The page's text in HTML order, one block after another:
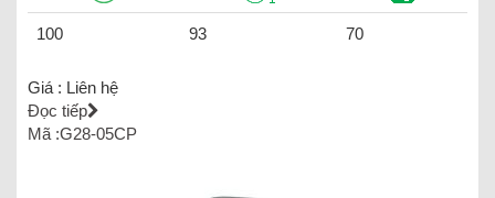
100 93 70
Giá : Liên hệ
Đọc tiếp
Mã :G28-05CP